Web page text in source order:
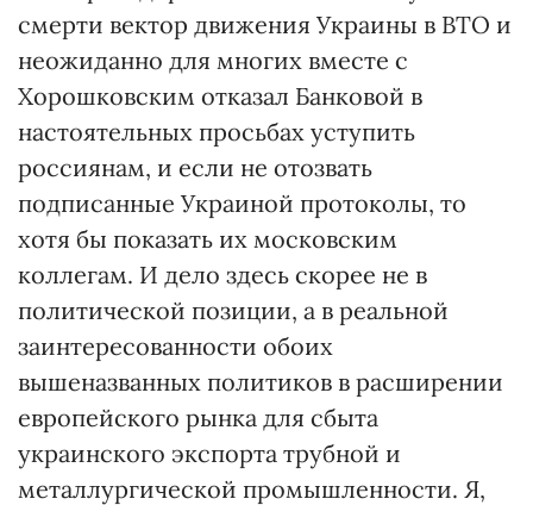
смерти вектор движения Украины в ВТО и
неожиданно для многих вместе с
Хорошковским отказал Банковой в
настоятельных просьбах уступить
россиянам, и если не отозвать
подписанные Украиной протоколы, то
хотя бы показать их московским
коллегам. И дело здесь скорее не в
политической позиции, а в реальной
заинтересованности обоих
вышеназванных политиков в расширении
европейского рынка для сбыта
украинского экспорта трубной и
металлургической промышленности. Я,